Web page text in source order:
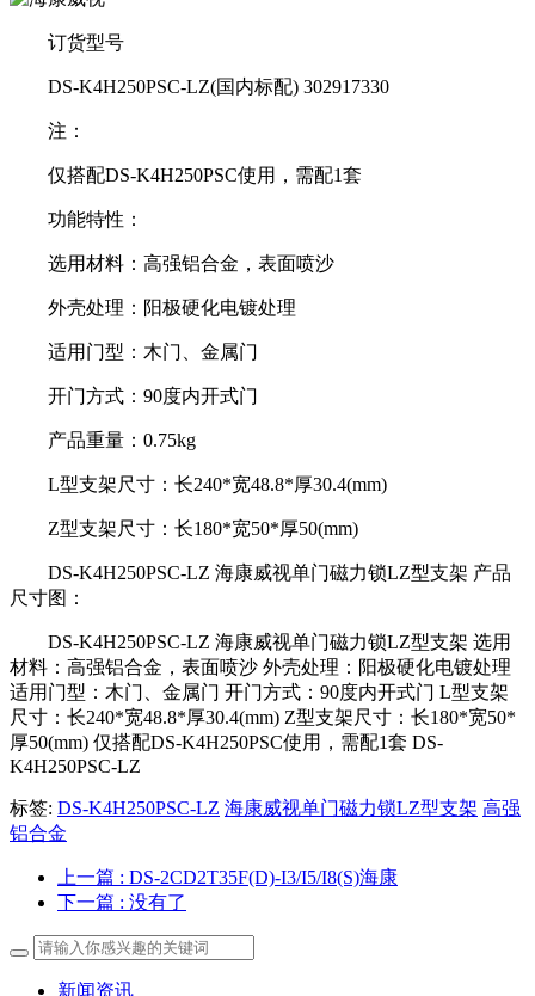
订货型号
DS-K4H250PSC-LZ(国内标配) 302917330
注：
仅搭配DS-K4H250PSC使用，需配1套
功能特性：
选用材料：高强铝合金，表面喷沙
外壳处理：阳极硬化电镀处理
适用门型：木门、金属门
开门方式：90度内开式门
产品重量：0.75kg
L型支架尺寸：长240*宽48.8*厚30.4(mm)
Z型支架尺寸：长180*宽50*厚50(mm)
DS-K4H250PSC-LZ 海康威视单门磁力锁LZ型支架 产品
尺寸图：
DS-K4H250PSC-LZ 海康威视单门磁力锁LZ型支架 选用
材料：高强铝合金，表面喷沙 外壳处理：阳极硬化电镀处理
适用门型：木门、金属门 开门方式：90度内开式门 L型支架
尺寸：长240*宽48.8*厚30.4(mm) Z型支架尺寸：长180*宽50*
厚50(mm) 仅搭配DS-K4H250PSC使用，需配1套 DS-
K4H250PSC-LZ
标签: DS-K4H250PSC-LZ 海康威视单门磁力锁LZ型支架 高强
铝合金
上一篇 : DS-2CD2T35F(D)-I3/I5/I8(S)海康
下一篇 : 没有了
新闻资讯